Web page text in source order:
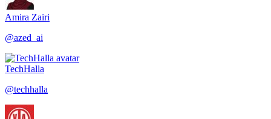
Amira Zairi
@azed_ai
TechHalla
@techhalla